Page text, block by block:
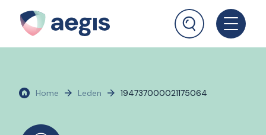
Home Leden 194737000021175064